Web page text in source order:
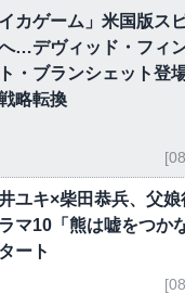
イカゲーム」米国版ス
…デヴィッド・フィ
・ブランシェット登
略転換
ユキ×柴田恭兵、父
ラマ10「熊は嘘をつか
ート